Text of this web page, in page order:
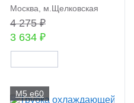
Москва, м.Щелковская
4 275 ₽
3 634 ₽
M5 e60